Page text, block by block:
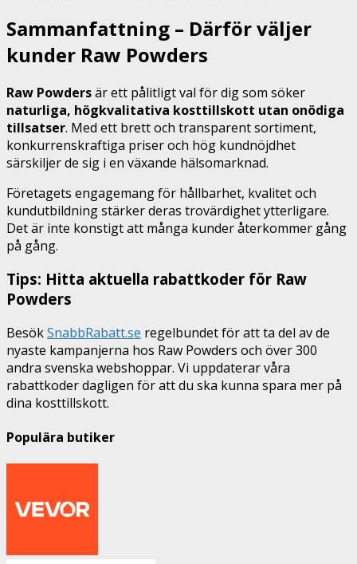
Sammanfattning – Därför väljer
kunder Raw Powders
Raw Powdersär ett pålitligt val för dig som söker
naturliga, högkvalitativa kosttillskott utan onödiga
tillsatser. Med ett brett och transparent sortiment,
konkurrenskraftiga priser och hög kundnöjdhet
särskiljer de sig i en växande hälsomarknad.
Företagets engagemang för hållbarhet, kvalitet och
kundutbildning stärker deras trovärdighet ytterligare.
Det är inte konstigt att många kunder återkommer gång
på gång.
Tips: Hitta aktuella rabattkoder för Raw
Powders
BesökSnabbRabatt.se regelbundet för att ta del av de
nyaste kampanjerna hos Raw Powders och över 300
andra svenska webshoppar. Vi uppdaterar våra
rabattkoder dagligen för att du ska kunna spara mer på
dina kosttillskott.
Populära butiker